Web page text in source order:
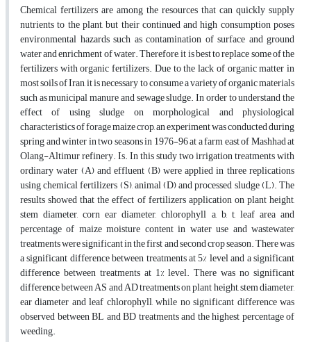
Chemical fertilizers are among the resources that can quickly supply
nutrients to the plant, but their continued and high consumption poses
environmental hazards such as contamination of surface and ground
water and enrichment of water. Therefore, it is best to replace some of the
fertilizers with organic fertilizers. Due to the lack of organic matter in
most soils of Iran, it is necessary to consume a variety of organic materials
such as municipal manure and sewage sludge. In order to understand the
effect of using sludge on morphological and physiological
characteristics of forage maize crop, an experiment was conducted during
spring and winter in two seasons in 1976-96 at a farm east of Mashhad at
Olang-Altimur refinery. Is. In this study two irrigation treatments with
ordinary water (A) and effluent (B) were applied in three replications
using chemical fertilizers (S), animal (D) and processed sludge (L). The
results showed that the effect of fertilizers application on plant height,
stem diameter, corn ear diameter, chlorophyll a, b, t, leaf area and
percentage of maize moisture content in water use and wastewater
treatments were significant in the first and second crop season. There was
a significant difference between treatments at 5% level and a significant
difference between treatments at 1% level. There was no significant
difference between AS and AD treatments on plant height, stem diameter,
ear diameter and leaf chlorophyll, while no significant difference was
observed between BL and BD treatments and the highest percentage of
weeding.